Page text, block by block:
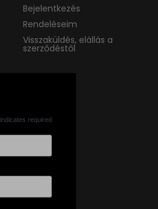
Bejelentkezés
Rendeléseim
Visszaküldés, elállás a
szerződéstől
indicates required